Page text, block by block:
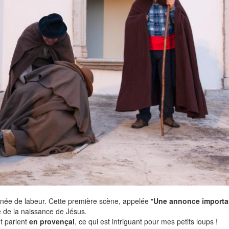
de labeur. Cette première scène, appelée "Une annonce
la naissance de Jésus.
parlent en provençal, ce qui est intriguant pour mes petits loups !